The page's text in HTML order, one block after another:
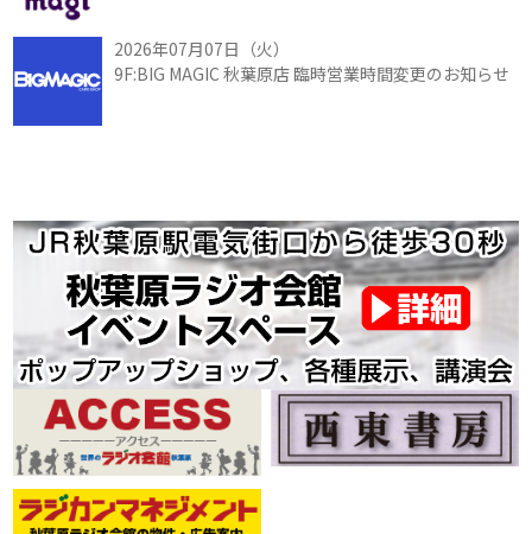
2026年07月07日（火）
9F:BIG MAGIC 秋葉原店 臨時営業時間変更のお知らせ